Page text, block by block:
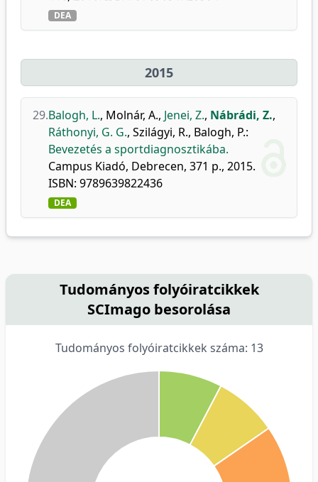
DEA
2015
29.Balogh, L., Molnár, A., Jenei, Z., Nábrádi, Z.,
Ráthonyi, G. G., Szilágyi, R., Balogh, P.:
Bevezetés a sportdiagnosztikába.
Campus Kiadó, Debrecen, 371 p., 2015.
ISBN: 9789639822436
DEA
Tudományos folyóiratcikkek
SCImago besorolása
Tudományos folyóiratcikkek száma: 13